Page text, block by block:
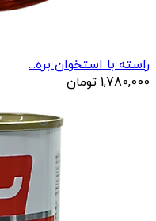
راسته با استخوان بره...
1,780,000 تومان